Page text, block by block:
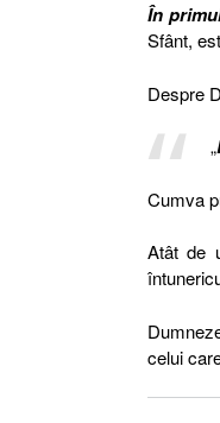
În
Sfânt,
Despre
„
Cumva
Atât de
celui